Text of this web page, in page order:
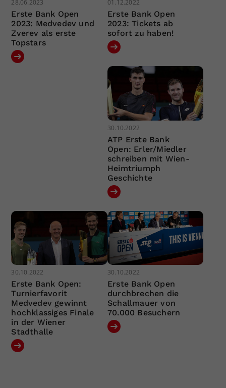
28.06.2023
Erste Bank Open
2023: Medvedev und
Zverev als erste
Topstars
01.12.2022
Erste Bank Open
2023: Tickets ab
sofort zu haben!
30.10.2022
ATP Erste Bank
Open: Erler/Miedler
schreiben mit Wien-
Heimtriumph
Geschichte
30.10.2022
Erste Bank Open:
Turnierfavorit
Medvedev gewinnt
hochklassiges Finale
in der Wiener
Stadthalle
30.10.2022
Erste Bank Open
durchbrechen die
Schallmauer von
70.000 Besuchern